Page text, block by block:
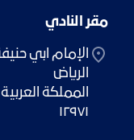
مقر النادي
١٢٩٧١